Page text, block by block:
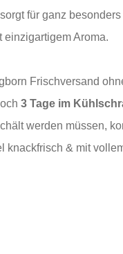
für ganz besonders
einzigartigem Aroma.
Frischversand
3 Tage im
werden müssen,
& mit